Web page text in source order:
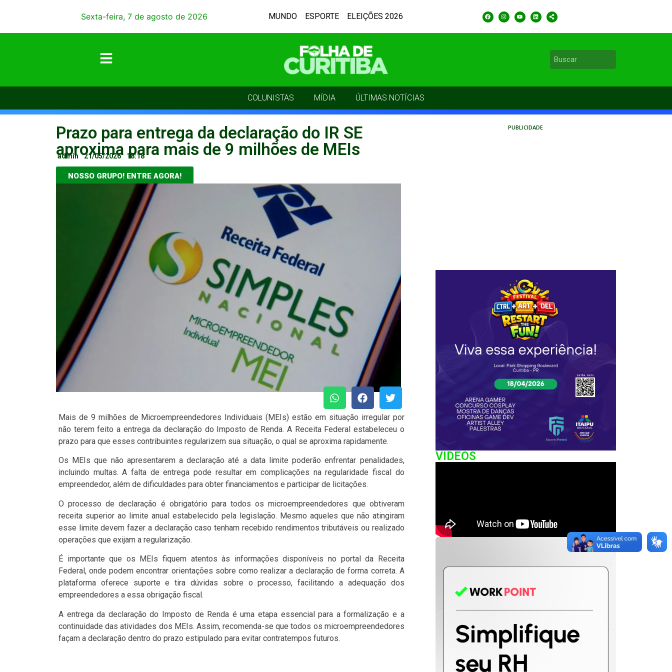
Sexta-feira, 7 de agosto de 2026 MUNDO ESPORTE ELEIÇÕES 2026
COLUNISTAS MÍDIA ÚLTIMAS NOTÍCIAS
Prazo para entrega da declaração do IR SE
aproxima para mais de 9 milhões de MEIs
admin 21/05/2026 18:18
NOSSO GRUPO! ENTRE AGORA!
Mais de 9 milhões de Microempreendedores Individuais (MEIs) estão em situação irregular por
não terem feito a entrega da declaração do Imposto de Renda. A Receita Federal estabeleceu o
prazo para que esses contribuintes regularizem sua situação, o qual se aproxima rapidamente.
Os MEIs que não apresentarem a declaração até a data limite poderão enfrentar penalidades,
incluindo multas. A falta de entrega pode resultar em complicações na regularidade fiscal do
empreendedor, além de dificuldades para obter financiamentos e participar de licitações.
O processo de declaração é obrigatório para todos os microempreendedores que obtiveram
receita superior ao limite anual estabelecido pela legislação. Mesmo aqueles que não atingiram
esse limite devem fazer a declaração caso tenham recebido rendimentos tributáveis ou realizado
operações que exijam a regularização.
É importante que os MEIs fiquem atentos às informações disponíveis no portal da Receita
Federal, onde podem encontrar orientações sobre como realizar a declaração de forma correta. A
plataforma oferece suporte e tira dúvidas sobre o processo, facilitando a adequação dos
empreendedores a essa obrigação fiscal.
A entrega da declaração do Imposto de Renda é uma etapa essencial para a formalização e a
continuidade das atividades dos MEIs. Assim, recomenda-se que todos os microempreendedores
façam a declaração dentro do prazo estipulado para evitar contratempos futuros.
PUBLICIDADE
VIDEOS